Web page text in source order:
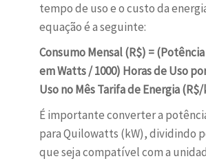
tempo de uso e o custo da
equação é a seguinte:
Consumo Mensal (R$) =
em Watts / 1000) Horas de Uso
Uso no Mês Tarifa de Energia
É importante converter a
para Quilowatts (kW), dividindo
que seja compatível com a